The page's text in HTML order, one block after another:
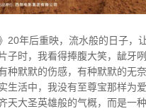
20年后重映，流水般的日子，
子时，我看得捧腹大笑，龇牙
种默默的伤感，有种默默的无
生活中，我没有至尊宝那样为
天大圣英雄般的气概，而是一